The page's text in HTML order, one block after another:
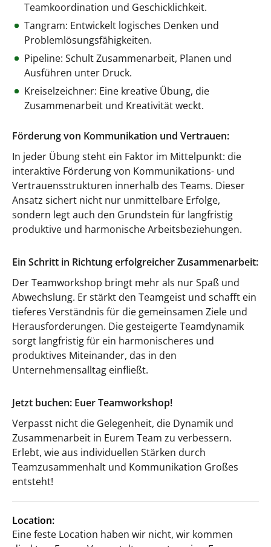
Teamkoordination und Geschicklichkeit.
Tangram: Entwickelt logisches Denken und
Problemlösungsfähigkeiten.
Pipeline: Schult Zusammenarbeit, Planen und
Ausführen unter Druck.
Kreiselzeichner: Eine kreative Übung, die
Zusammenarbeit und Kreativität weckt.
Förderung von Kommunikation und Vertrauen:
In jeder Übung steht ein Faktor im Mittelpunkt: die
interaktive Förderung von Kommunikations- und
Vertrauensstrukturen innerhalb des Teams. Dieser
Ansatz sichert nicht nur unmittelbare Erfolge,
sondern legt auch den Grundstein für langfristig
produktive und harmonische Arbeitsbeziehungen.
Ein Schritt in Richtung erfolgreicher Zusammenarbeit:
Der Teamworkshop bringt mehr als nur Spaß und
Abwechslung. Er stärkt den Teamgeist und schafft ein
tieferes Verständnis für die gemeinsamen Ziele und
Herausforderungen. Die gesteigerte Teamdynamik
sorgt langfristig für ein harmonischeres und
produktives Miteinander, das in den
Unternehmensalltag einfließt.
Jetzt buchen: Euer Teamworkshop!
Verpasst nicht die Gelegenheit, die Dynamik und
Zusammenarbeit in Eurem Team zu verbessern.
Erlebt, wie aus individuellen Stärken durch
Teamzusammenhalt und Kommunikation Großes
entsteht!
Location:
Eine feste Location haben wir nicht, wir kommen